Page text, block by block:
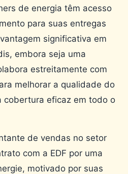
de energia têm acesso
para suas entregas
significativa em
embora seja uma
estreitamente com
melhorar a qualidade do
cobertura eficaz em todo o
de vendas no setor
com a EDF por uma
motivado por suas